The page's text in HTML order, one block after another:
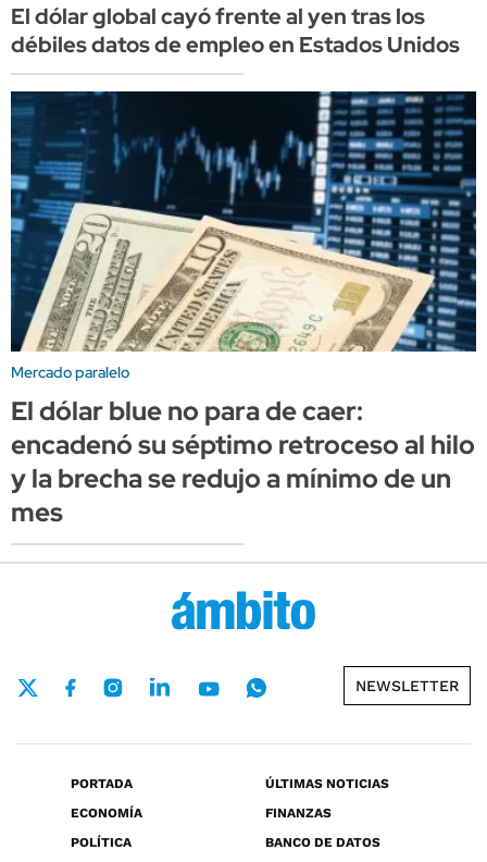
El dólar global cayó frente al yen tras los
débiles datos de empleo en Estados Unidos
Mercado paralelo
El dólar blue no para de caer:
encadenó su séptimo retroceso al hilo
y la brecha se redujo a mínimo de un
mes
NEWSLETTER
PORTADA
ÚLTIMAS NOTICIAS
ECONOMÍA
FINANZAS
POLÍTICA
BANCO DE DATOS